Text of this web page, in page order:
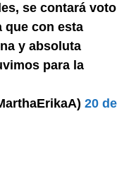
se contará voto
que con esta
y absoluta
para la
20 de